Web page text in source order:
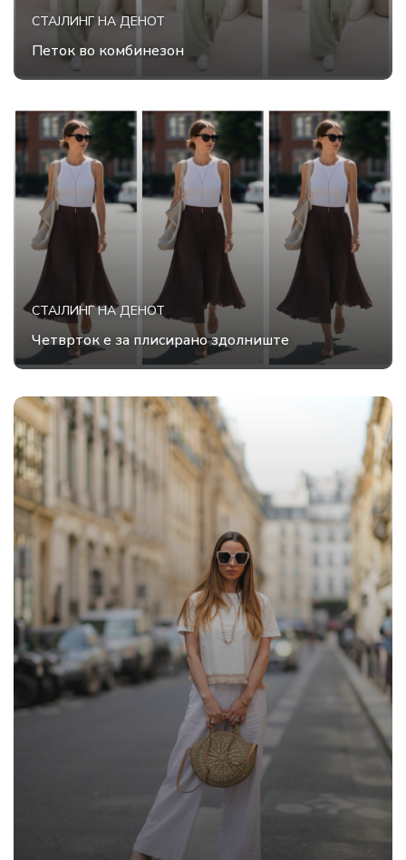
СТАЈЛИНГ НА ДЕНОТ
Петок во комбинезон
СТАЈЛИНГ НА ДЕНОТ
Четврток е за плисирано здолниште